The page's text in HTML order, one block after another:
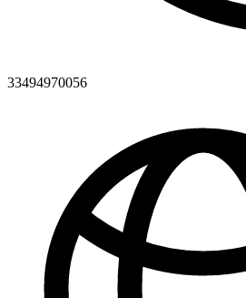
33494970056